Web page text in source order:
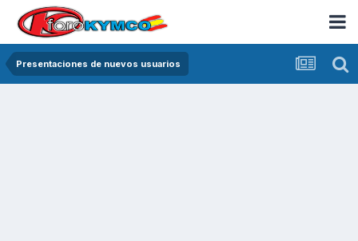
Presentaciones de nuevos usuarios